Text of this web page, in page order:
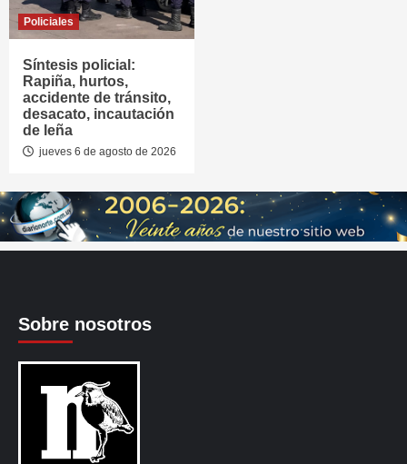
Policiales
Síntesis policial:
Rapiña, hurtos,
accidente de tránsito,
desacato, incautación
de leña
jueves 6 de agosto de 2026
Sobre nosotros